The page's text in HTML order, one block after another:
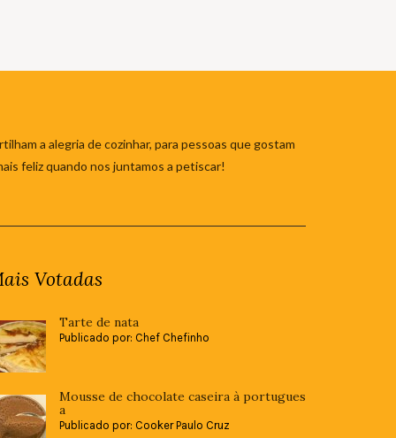
a alegria de cozinhar, para pessoas que gostam
feliz quando nos juntamos a petiscar!
Votadas
Tarte de nata
Publicado por: Chef Chefinho
Mousse de chocolate caseira à portugues
a
Publicado por: Cooker Paulo Cruz